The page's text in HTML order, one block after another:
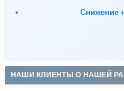
Снижение
НАШИ КЛИЕНТЫ О НАШЕЙ